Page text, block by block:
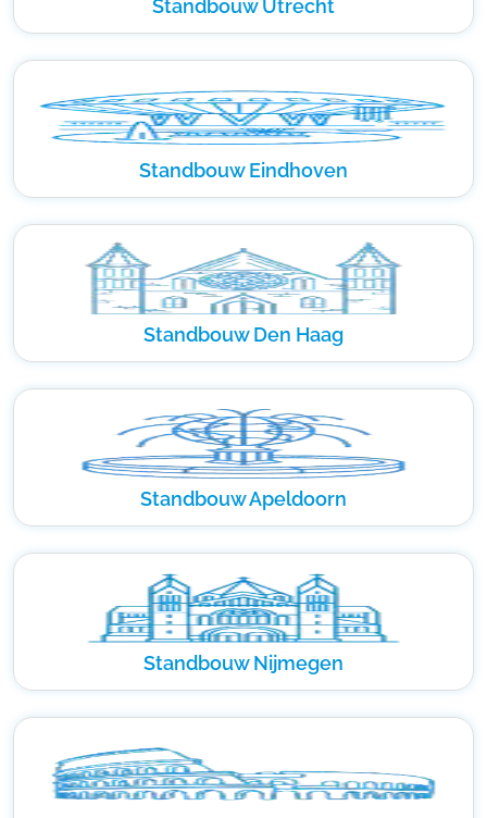
Standbouw Utrecht
Standbouw Eindhoven
Standbouw Den Haag
Standbouw Apeldoorn
Standbouw Nijmegen